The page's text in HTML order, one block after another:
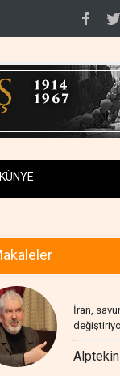
.. Necef
KÜNYE
İran,
Alptekin